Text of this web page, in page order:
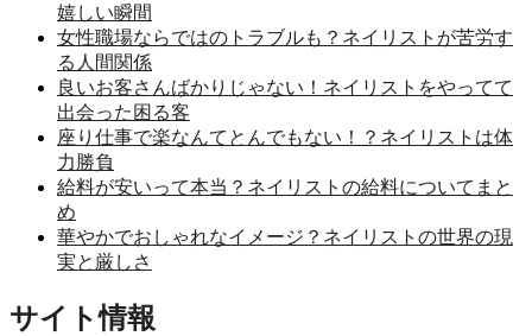
嬉しい瞬間
女性職場ならではのトラブルも？ネイリストが苦労す
る人間関係
良いお客さんばかりじゃない！ネイリストをやってて
出会った困る客
座り仕事で楽なんてとんでもない！？ネイリストは体
力勝負
給料が安いって本当？ネイリストの給料についてまと
め
華やかでおしゃれなイメージ？ネイリストの世界の現
実と厳しさ
サイト情報